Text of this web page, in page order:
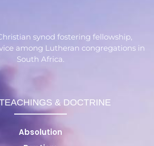
synod fostering fellowship,
among Lutheran congregations in
South Africa.
& DOCTRINE
Absolution